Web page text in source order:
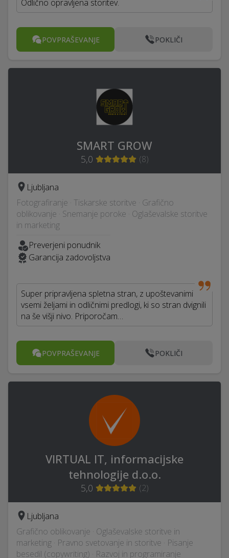
Odlično opravljena storitev.
POVPRAŠEVANJE POKLIČI
SMART GROW
5,0 (8)
Ljubljana
Fotografiranje · Tiskarske storitve · Grafično
oblikovanje · Snemanje poroke · Oglaševalske storitve
in marketing
Preverjeni ponudnik
Garancija zadovoljstva
Super pripravljena spletna stran, z upoštevanimi
vsemi željami in odličnimi predlogi, ki so stran dvignili
na še višji nivo. Priporočam…
POVPRAŠEVANJE POKLIČI
VIRTUAL IT, informacijske
tehnologije d.o.o.
5,0 (2)
Ljubljana
Grafično oblikovanje · Oglaševalske storitve in
marketing · Pravno svetovanje in storitve · Pisanje
besedil (copywriting) · Razvoj in programiranje